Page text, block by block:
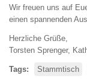
Wir freuen uns auf
einen spannenden
Herzliche Grüße,
Torsten Sprenger,
Tags Stammtisch